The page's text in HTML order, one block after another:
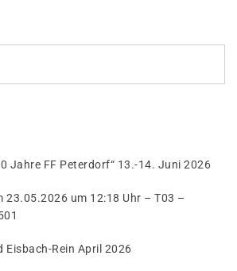
Jahre FF Peterdorf“ 13.-14. Juni 2026
23.05.2026 um 12:18 Uhr – T03 –
Eisbach-Rein April 2026